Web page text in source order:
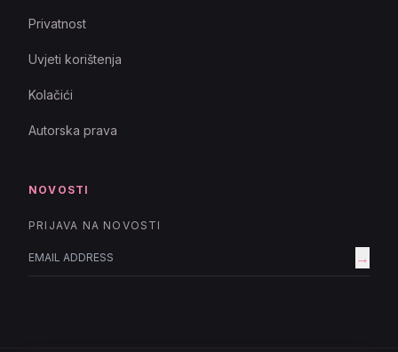
Privatnost
Uvjeti korištenja
Kolačići
Autorska prava
NOVOSTI
PRIJAVA NA NOVOSTI
→